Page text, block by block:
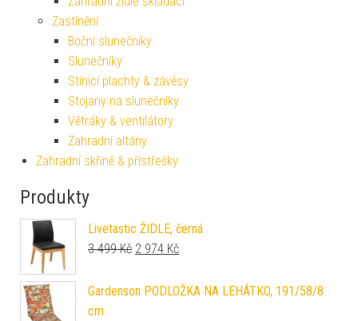
Zastínění
Boční slunečníky
Slunečníky
Stínicí plachty & závěsy
Stojany na slunečníky
Větráky & ventilátory
Zahradní altány
Zahradní skříně & přístřešky
Produkty
Livetastic ŽIDLE, černá
3 499Kč Původní cena byla: 3 499 Kč.
2 974 KčAktuální cena je: 2 974 Kč.
Gardenson PODLOŽKA NA LEHÁTKO, 191/58/8
cm